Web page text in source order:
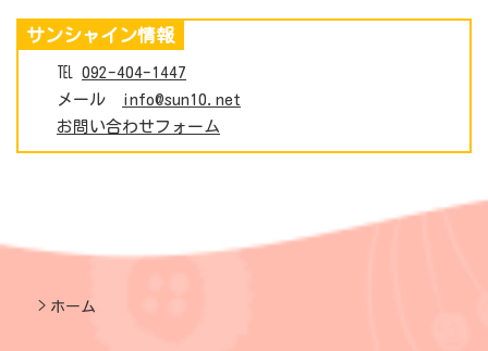
サンシャイン情報
℡ 092-404-1447
メール
info@sun10.net
お問い合わせフォーム
ホーム